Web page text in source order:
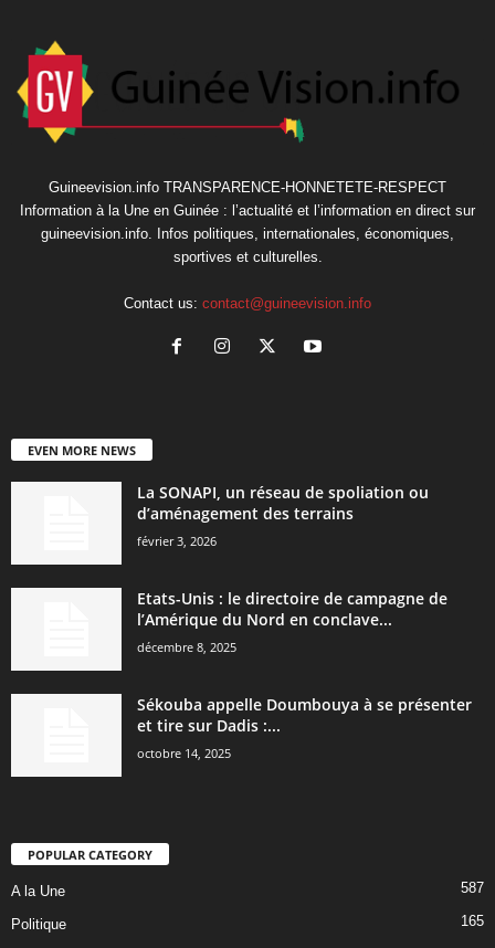
Guineevision.info TRANSPARENCE-HONNETETE-RESPECT
Information à la Une en Guinée : l’actualité et l’information en direct sur
guineevision.info. Infos politiques, internationales, économiques,
sportives et culturelles.
Contact us: contact@guineevision.info
EVEN MORE NEWS
La SONAPI, un réseau de spoliation ou
d’aménagement des terrains
février 3, 2026
Etats-Unis : le directoire de campagne de
l’Amérique du Nord en conclave...
décembre 8, 2025
Sékouba appelle Doumbouya à se présenter
et tire sur Dadis :...
octobre 14, 2025
POPULAR CATEGORY
A la Une 587
Politique
165